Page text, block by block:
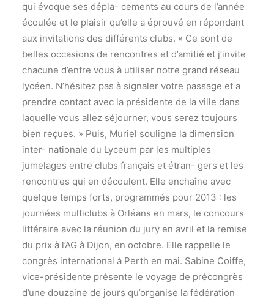
qui évoque ses dépla- cements au cours de l’année
écoulée et le plaisir qu’elle a éprouvé en répondant
aux invitations des différents clubs. « Ce sont de
belles occasions de rencontres et d’amitié et j’invite
chacune d’entre vous à utiliser notre grand réseau
lycéen. N’hésitez pas à signaler votre passage et a
prendre contact avec la présidente de la ville dans
laquelle vous allez séjourner, vous serez toujours
bien reçues. » Puis, Muriel souligne la dimension
inter- nationale du Lyceum par les multiples
jumelages entre clubs français et étran- gers et les
rencontres qui en découlent. Elle enchaîne avec
quelque temps forts, programmés pour 2013 : les
journées multiclubs à Orléans en mars, le concours
littéraire avec la réunion du jury en avril et la remise
du prix à l’AG à Dijon, en octobre. Elle rappelle le
congrès international à Perth en mai. Sabine Coiffe,
vice-présidente présente le voyage de précongrès
d’une douzaine de jours qu’organise la fédération